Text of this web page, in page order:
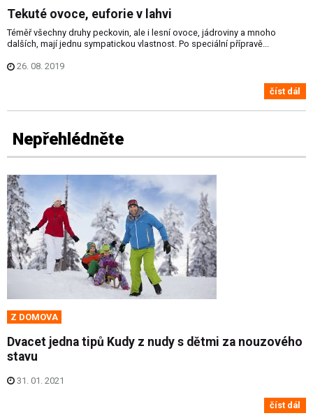
Tekuté ovoce, euforie v lahvi
Téměř všechny druhy peckovin, ale i lesní ovoce, jádroviny a mnoho
dalších, mají jednu sympatickou vlastnost. Po speciální přípravě...
26. 08. 2019
číst dál
Nepřehlédněte
Z DOMOVA
Dvacet jedna tipů Kudy z nudy s dětmi za nouzového
stavu
31. 01. 2021
číst dál